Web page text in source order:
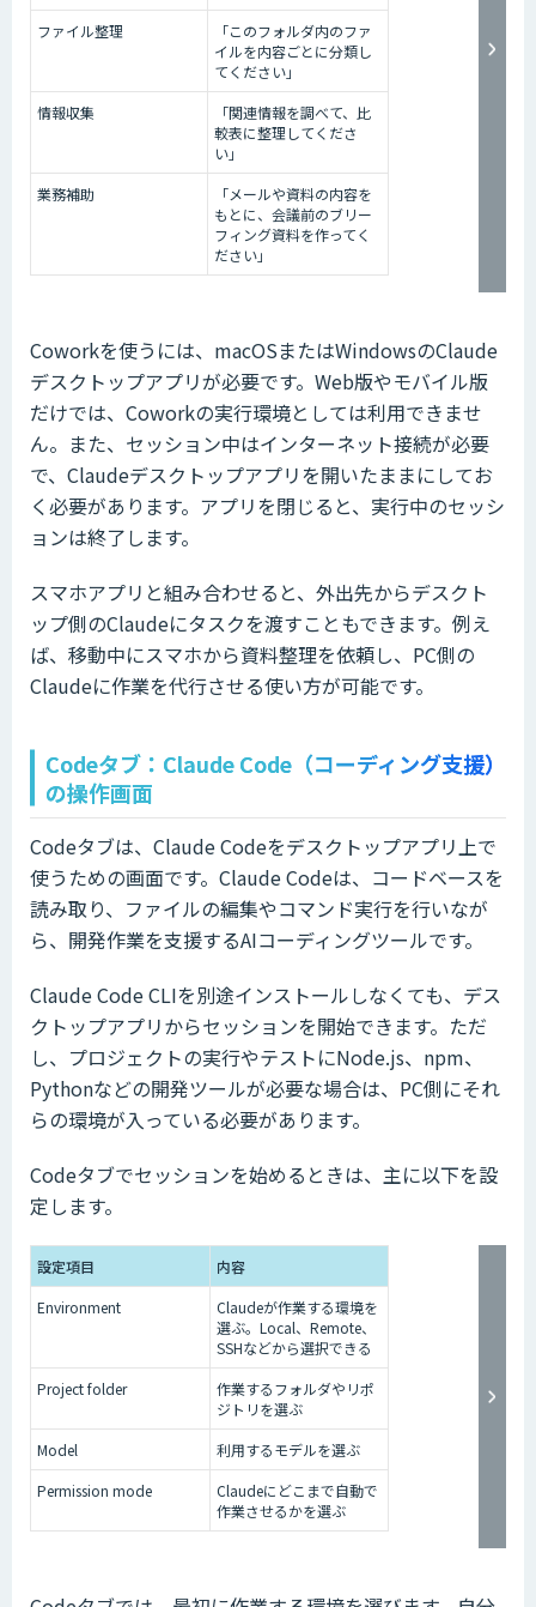
ファイル整理
「このフォルダ内のファ
イルを内容ごとに分類し
てください」
情報収集
「関連情報を調べて、比
較表に整理してくださ
い」
業務補助
「メールや資料の内容を
もとに、会議前のブリー
フィング資料を作ってく
ださい」
Coworkを使うには、macOSまたはWindowsのClaude
デスクトップアプリが必要です。Web版やモバイル版
だけでは、Coworkの実行環境としては利用できませ
ん。また、セッション中はインターネット接続が必要
で、Claudeデスクトップアプリを開いたままにしてお
く必要があります。アプリを閉じると、実行中のセッシ
ョンは終了します。
スマホアプリと組み合わせると、外出先からデスクト
ップ側のClaudeにタスクを渡すこともできます。例え
ば、移動中にスマホから資料整理を依頼し、PC側の
Claudeに作業を代行させる使い方が可能です。
Codeタブ：Claude Code（コーディング支援）
の操作画面
Codeタブは、Claude Codeをデスクトップアプリ上で
使うための画面です。Claude Codeは、コードベースを
読み取り、ファイルの編集やコマンド実行を行いなが
ら、開発作業を支援するAIコーディングツールです。
Claude Code CLIを別途インストールしなくても、デス
クトップアプリからセッションを開始できます。ただ
し、プロジェクトの実行やテストにNode.js、npm、
Pythonなどの開発ツールが必要な場合は、PC側にそれ
らの環境が入っている必要があります。
Codeタブでセッションを始めるときは、主に以下を設
定します。
設定項目
内容
Environment
Claudeが作業する環境を
選ぶ。Local、Remote、
SSHなどから選択できる
Project folder
作業するフォルダやリポ
ジトリを選ぶ
Model
利用するモデルを選ぶ
Permission mode
Claudeにどこまで自動で
作業させるかを選ぶ